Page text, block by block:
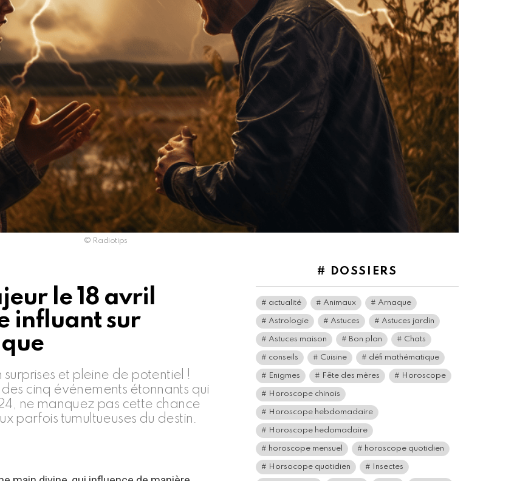
© Radiotips
le 18 avril
influant sur
et pleine de potentiel !
cinq événements étonnants qui
ne manquez pas cette chance
parfois tumultueuses du destin.
# DOSSIERS
actualité Animaux Arnaque
Astrologie Astuces Astuces jardin
Astuces maison Bon plan Chats
conseils Cuisine défi mathématique
Enigmes Fête des mères Horoscope
Horoscope chinois
Horoscope hebdomadaire
Horoscope hedomadaire
horoscope mensuel horoscope quotidien
Horsocope quotidien Insectes